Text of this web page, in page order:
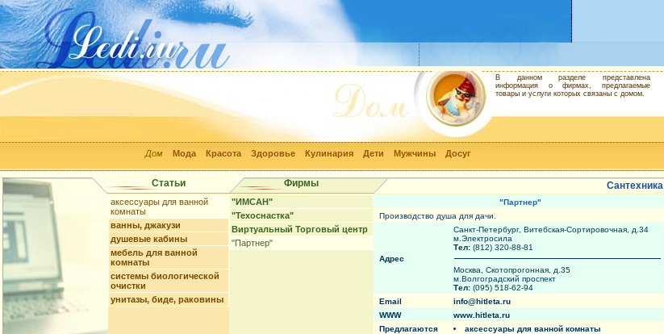
Дом Мода Красота Здоровье Кулинария Дети Мужчины Досуг
В данном разделе представлена
информация о фирмах, предлагаемые
товары и услуги которых связаны с домом.
Статьи Фирмы Сантехника
аксессуары для ванной
комнаты
ванны, джакузи
душевые кабины
мебель для ванной
комнаты
системы биологической
очистки
унитазы, биде, раковины
"ИМСАН"
"Техоснастка"
Виртуальный Торговый центр
"Партнер"
"Партнер"
Производство душа для дачи.
Адрес
Санкт-Петербург, Витебская-Сортировочная, д.34
м.Электросила
Тел: (812) 320-88-81
Москва, Скотопрогонная, д.35
м.Волгоградский проспект
Тел: (095) 518-62-94
Email
info@hitleta.ru
WWW
www.hitleta.ru
Предлагаются
аксессуары для ванной комнаты